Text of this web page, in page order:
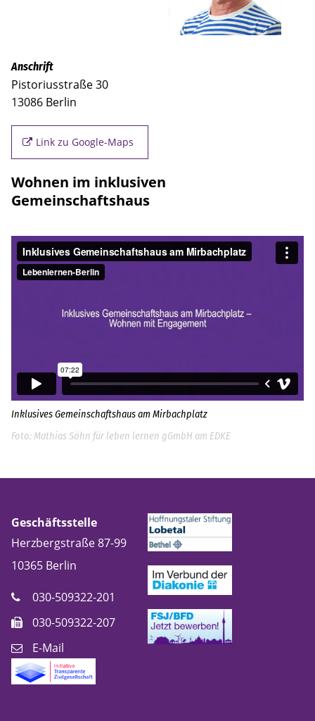
Anschrift
Pistoriusstraße 30
13086 Berlin
Link zu Google-Maps
Wohnen im inklusiven
Gemeinschaftshaus
Inklusives Gemeinschaftshaus am Mirbachplatz
Mathias Söhn für leben lernen gGmbH am EDKE
Geschäftsstelle
Herzbergstraße 87-99
10365 Berlin
030-509322-201
030-509322-207
E-Mail